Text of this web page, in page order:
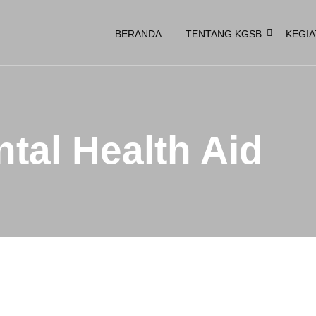
BERANDA TENTANG KGSB
Health Aid